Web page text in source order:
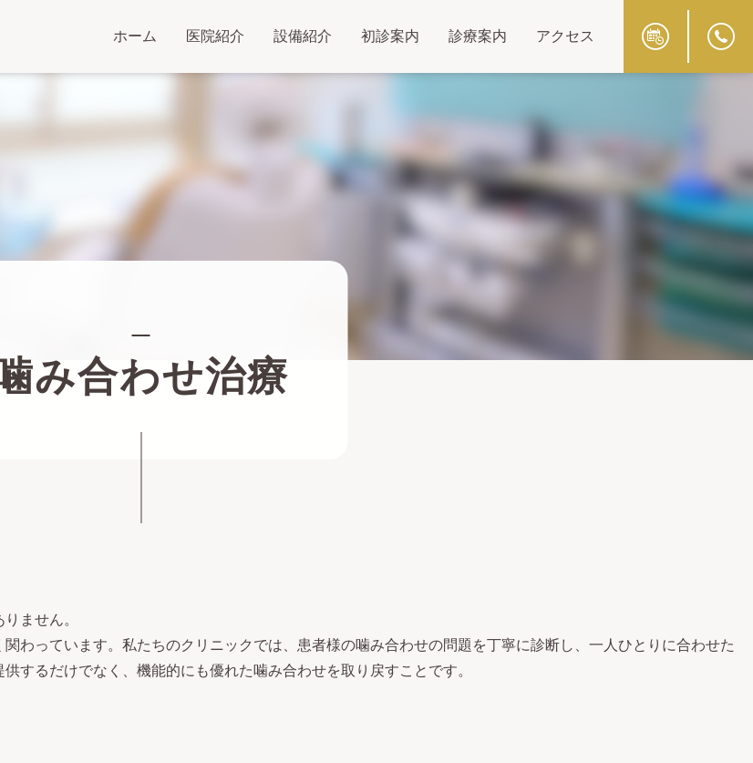
ホーム 医院紹介 設備紹介 初診案内 診療案内 アクセス
み合わせ治療
ません。
わっています。私たちのクリニックでは、患者様の噛み合わせの問題を丁寧に診断し、一人ひとりに合わせた
するだけでなく、機能的にも優れた噛み合わせを取り戻すことです。